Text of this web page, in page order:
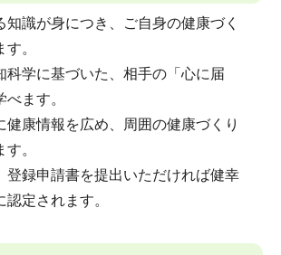
知識が身につき、ご自身の健康づく
。
科学に基づいた、相手の「心に届
ます。
健康情報を広め、周囲の健康づくり
。
登録申請書を提出いただければ健幸
定されます。